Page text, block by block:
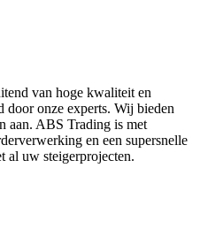
van hoge kwaliteit en
door onze experts. Wij bieden
aan. ABS Trading is met
en een supersnelle
al uw steigerprojecten.